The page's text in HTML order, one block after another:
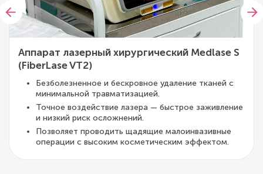
Аппарат лазерный хирургический Medlase S
(FiberLase VT2)
Безболезненное и бескровное удаление тканей с
минимальной травматизацией.
Точное воздействие лазера — быстрое заживление
и низкий риск осложнений.
Позволяет проводить щадящие малоинвазивные
операции с высоким косметическим эффектом.